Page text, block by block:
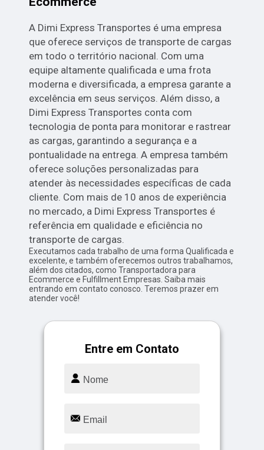
A Dimi Express Transportes é uma empresa
que oferece serviços de transporte de cargas
em todo o território nacional. Com uma
equipe altamente qualificada e uma frota
moderna e diversificada, a empresa garante a
excelência em seus serviços. Além disso, a
Dimi Express Transportes conta com
tecnologia de ponta para monitorar e rastrear
as cargas, garantindo a segurança e a
pontualidade na entrega. A empresa também
oferece soluções personalizadas para
atender às necessidades específicas de cada
cliente. Com mais de 10 anos de experiência
no mercado, a Dimi Express Transportes é
referência em qualidade e eficiência no
transporte de cargas.
Executamos cada trabalho de uma forma Qualificada e
excelente, e também oferecemos outros trabalhamos,
além dos citados, como Transportadora para
Ecommerce e Fulfillment Empresas. Saiba mais
entrando em contato conosco. Teremos prazer em
atender você!
Entre em Contato